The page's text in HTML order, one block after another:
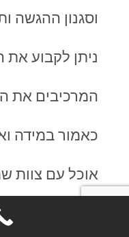
וסגנון ההגשה
ניתן לקבוע
המרכיבים את
כאמור במידה
אוכל עם צוות
הגשה לשולחן